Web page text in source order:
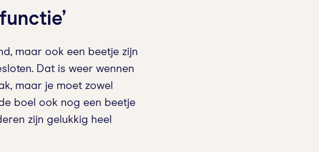
maar ook een beetje zijn
Dat is weer wennen
maar je moet zowel
boel ook nog een beetje
zijn gelukkig heel